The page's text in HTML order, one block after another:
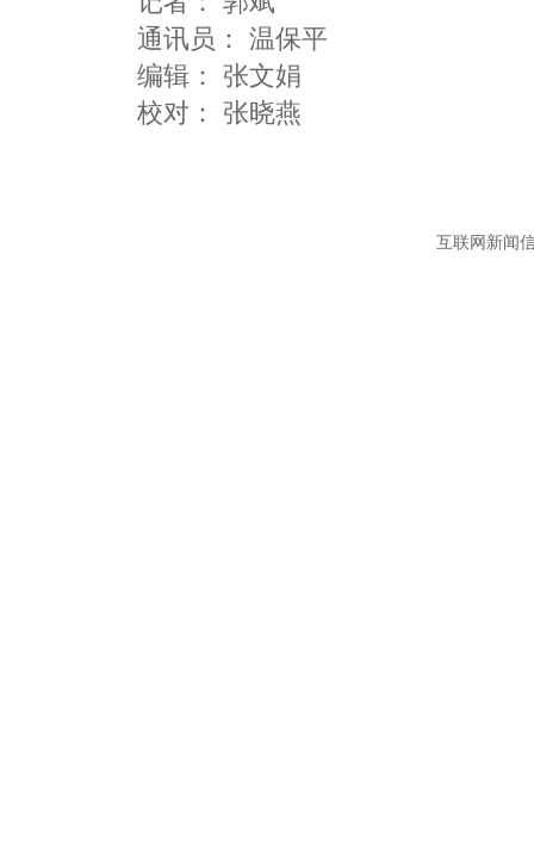
通讯员： 温保平
编辑： 张文娟
互联网新闻